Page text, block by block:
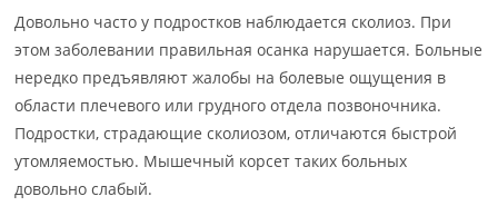
Довольно часто у подростков наблюдается сколиоз. При
этом заболевании правильная осанка нарушается. Больные
нередко предъявляют жалобы на болевые ощущения в
области плечевого или грудного отдела позвоночника.
Подростки, страдающие сколиозом, отличаются быстрой
утомляемостью. Мышечный корсет таких больных
довольно слабый.